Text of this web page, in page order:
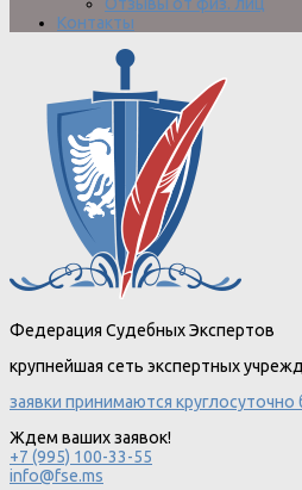
Отзывы от физ. лиц
Контакты
Федерация Судебных Экспертов
крупнейшая сеть экспертных
заявки принимаются
Ждем ваших заявок!
+7 (995) 100-33-55
info@fse.ms